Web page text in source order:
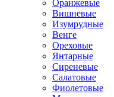
Оранжевые
Вишневые
Изумрудные
Венге
Ореховые
Янтарные
Сиреневые
Салатовые
Фиолетовые